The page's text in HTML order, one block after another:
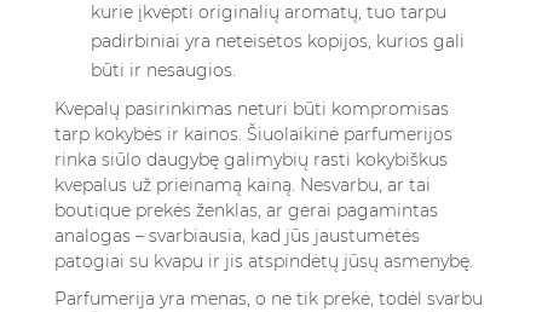
kurie įkvėpti originalių aromatų, tuo tarpu
padirbiniai yra neteisėtos kopijos, kurios gali
būti ir nesaugios.
Kvepalų pasirinkimas neturi būti kompromisas
tarp kokybės ir kainos. Šiuolaikinė parfumerijos
rinka siūlo daugybę galimybių rasti kokybiškus
kvepalus už prieinamą kainą. Nesvarbu, ar tai
boutique prekės ženklas, ar gerai pagamintas
analogas – svarbiausia, kad jūs jaustumėtės
patogiai su kvapu ir jis atspindėtų jūsų asmenybę.
Parfumerija yra menas, o ne tik prekė, todėl svarbu